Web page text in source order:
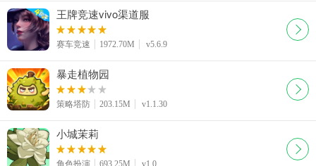
王牌竞速vivo渠道服
赛车竞速 1972.70M v5.6.9
暴走植物园
策略塔防 203.15M v1.1.30
小城茉莉
角色扮演 693.25M v1.0